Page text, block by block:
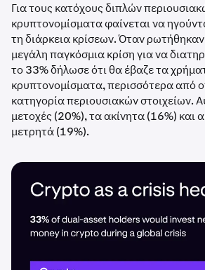
Για τους κατόχους διπλών
κρυπτονομίσματα φαίνεται να
τη διάρκεια κρίσεων. Όταν
μεγάλη παγκόσμια κρίση για να
το 33% δήλωσε ότι θα έβαζε τα
κρυπτονομίσματα, περισσότερα από
κατηγορία περιουσιακών στοιχείων.
μετοχές (20%), τα ακίνητα (16%) και
μετρητά (19%).